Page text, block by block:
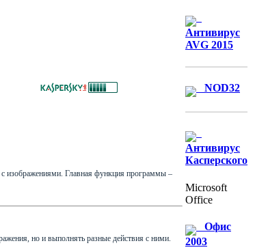
с изображениями. Главная функция программы –
но и выполнять разные действия с ними.
Антивирус
AVG 2015
NOD32
Антивирус
Касперского
Microsoft
Office
Офис
2003